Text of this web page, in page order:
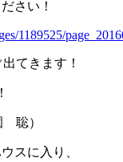
さい！
1189525/
てきます！
聡）
スに入り、